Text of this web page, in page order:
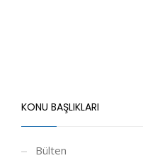
KONU BAŞLIKLARI
Bülten